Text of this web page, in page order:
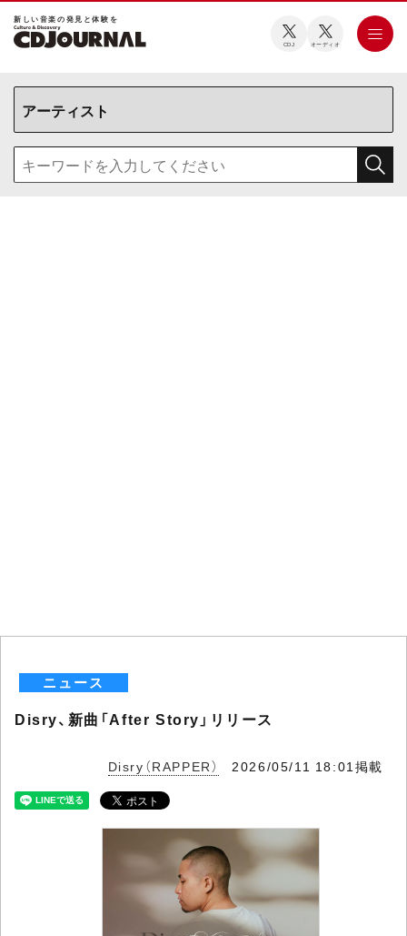
新しい⾳楽の発⾒と体験を
CDJ オーディオ
ニュース
Disry、新曲「After Story」リリース
Disry（RAPPER） 2026/05/11 18:01掲載